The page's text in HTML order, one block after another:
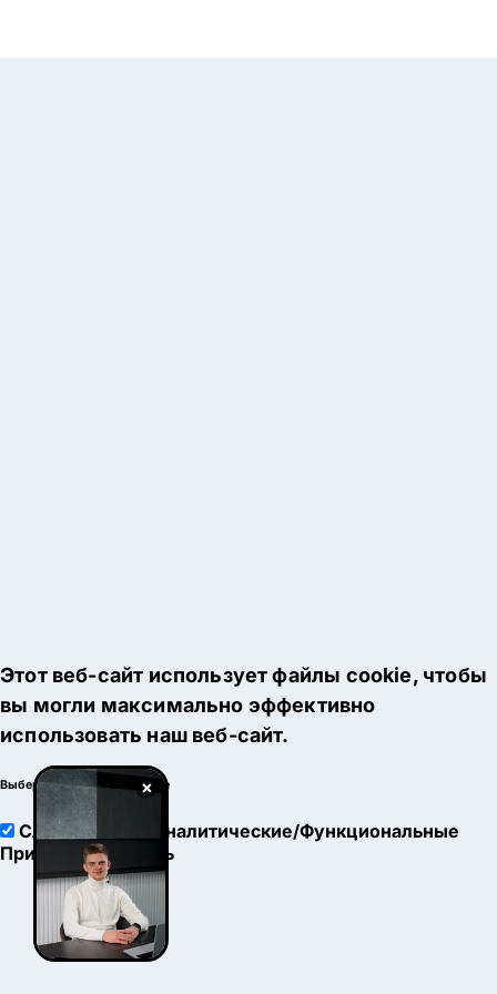
×
Этот веб-сайт использует файлы cookie, чтобы
вы могли максимально эффективно
использовать наш веб-сайт.
Выберите настройки cookie
Служебные
Аналитические/Функциональные
Принять
Настроить